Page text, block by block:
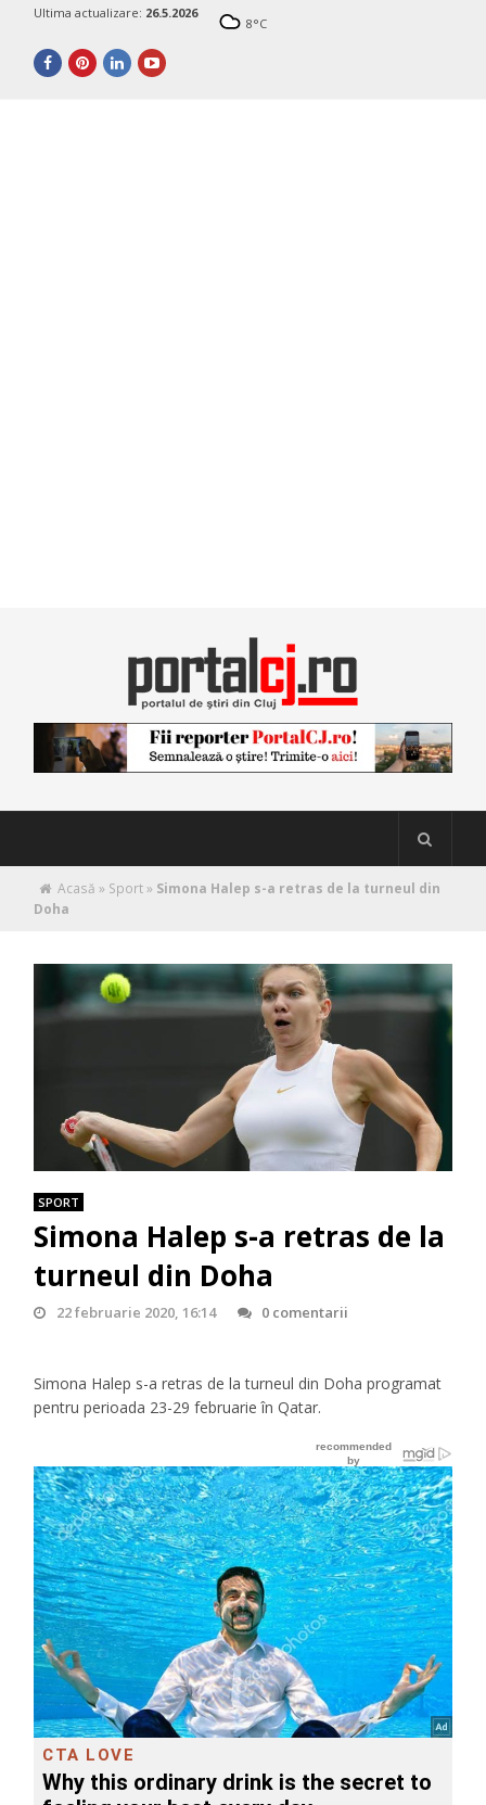
Ultima actualizare: 26.5.2026
8°C
Acasă » Sport» Simona Halep s-a retras de la turneul din
Doha
SPORT
Simona Halep s-a retras de la
turneul din Doha
22 februarie 2020, 16:14 0 comentarii
Simona Halep s-a retras de la turneul din Doha programat
pentru perioada 23-29 februarie în Qatar.